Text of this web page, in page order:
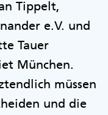
Tippelt,
e.V. und
Tauer
München.
müssen
und die